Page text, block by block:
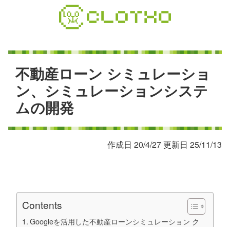
不動産ローン シミ ュレーショ
ン、 シミ ュレーショ ンシステ
ムの開発
作成日 20/4/27 更新日 25/11/13
Contents
Googleを活用した不動産ローンシミュレーション ク